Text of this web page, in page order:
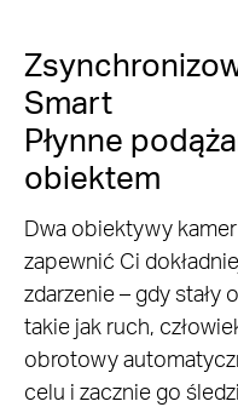
Smart
Płynne
obiektem
Dwa obiektywy
zapewnić Ci
zdarzenie – gdy
takie jak ruch,
obrotowy
celu i zacznie go